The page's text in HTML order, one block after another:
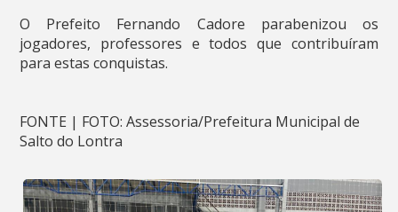
O Prefeito Fernando Cadore parabenizou os
jogadores, professores e todos que contribuíram
para estas conquistas.
FONTE | FOTO: Assessoria/Prefeitura Municipal de
Salto do Lontra